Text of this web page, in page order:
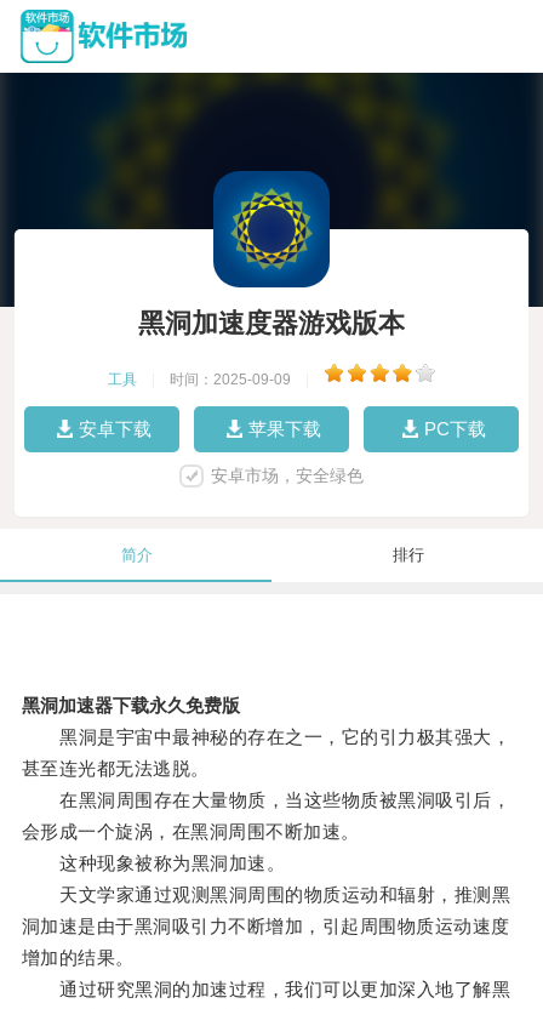
黑洞加速度器游戏版本
工具 时间：2025-09-09
安卓下载 苹果下载 PC下载
安卓市场，安全绿色
简介 排行
黑洞加速器下载永久免费版
黑洞是宇宙中最神秘的存在之一，它的引力极其强大，
甚至连光都无法逃脱。
在黑洞周围存在大量物质，当这些物质被黑洞吸引后，
会形成一个旋涡，在黑洞周围不断加速。
这种现象被称为黑洞加速。
天文学家通过观测黑洞周围的物质运动和辐射，推测黑
洞加速是由于黑洞吸引力不断增加，引起周围物质运动速度
增加的结果。
通过研究黑洞的加速过程，我们可以更加深入地了解黑